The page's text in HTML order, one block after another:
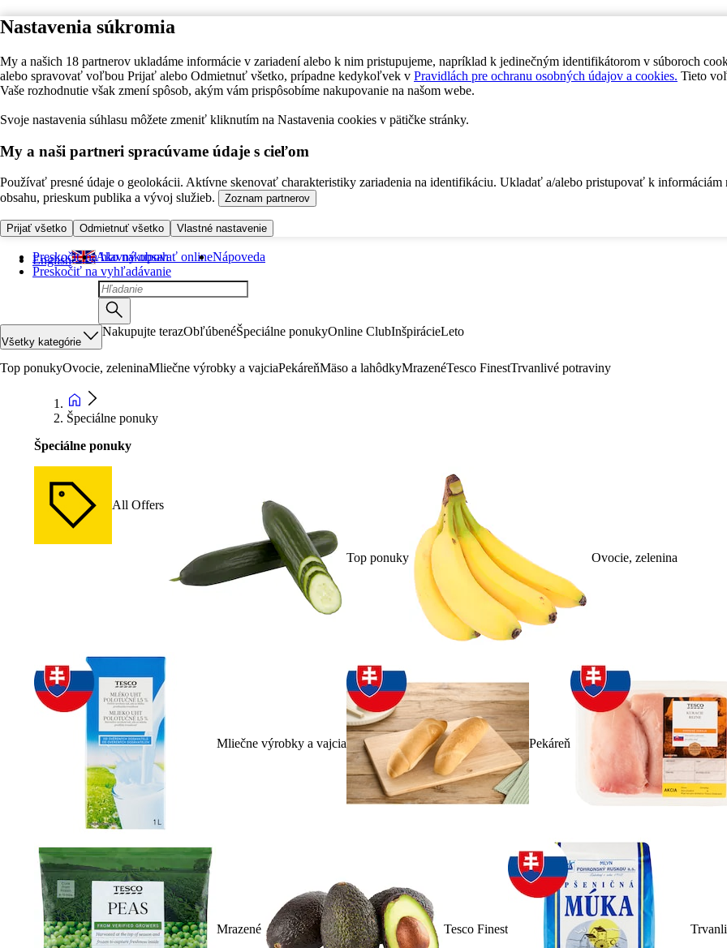
Nastavenia súkromia
My a našich 18 partnerov ukladáme informácie v zariadení alebo k nim pristupujeme, napríklad k jedinečným identifikátorom v súboroch
alebo spravovať voľbou Prijať alebo Odmietnuť všetko, prípadne kedykoľvek v Pravidlách pre ochranu osobných údajov a cookies. Tieto
Vaše rozhodnutie však zmení spôsob, akým vám prispôsobíme nakupovanie na našom webe.
Svoje nastavenia súhlasu môžete zmeniť kliknutím na Nastavenia cookies v pätičke stránky.
My a naši partneri spracúvame údaje s cieľom
Používať presné údaje o geolokácii. Aktívne skenovať charakteristiky zariadenia na identifikáciu. Ukladať a/alebo pristupovať k informáciám
obsahu, prieskum publika a vývoj služieb.
Zoznam partnerov
Prijať všetko Odmietnuť všetko Vlastné nastavenie
Preskočiť na hlavný obsah
Preskočiť na vyhľadávanie
English Ako nakupovať onlineNápoveda
Všetky kategórie
Nakupujte terazObľúbenéŠpeciálne ponukyOnline ClubInšpirácieLeto
Top ponukyOvocie, zeleninaMliečne výrobky a vajciaPekáreňMäso a lahôdkyMrazenéTesco FinestTrvanlivé potraviny
Špeciálne ponuky
Špeciálne ponuky
All Offers
Top ponuky Ovocie, zelenina
Mliečne výrobky a vajcia Pekáreň
Mrazené Tesco Finest